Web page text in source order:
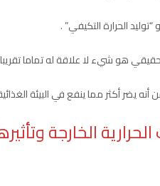
الحرارة التكيفي” .
هو شيء لا علاقة له تماما
يضر أكثر مما ينفع في البيئة
الخارجة